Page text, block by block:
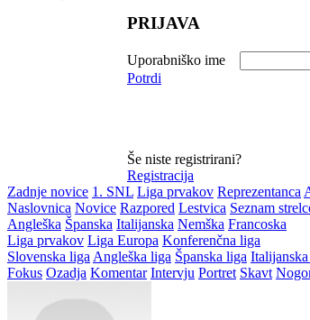
PRIJAVA
Uporabniško ime
Potrdi
Še niste registrirani?
Registracija
Zadnje novice 1. SNL Liga prvakov Reprezentanca
Naslovnica Novice Razpored Lestvica Seznam
Angleška Španska Italijanska Nemška Francoska
Liga prvakov Liga Europa Konferenčna liga
Slovenska liga Angleška liga Španska liga
Fokus Ozadja Komentar Intervju Portret Skavt